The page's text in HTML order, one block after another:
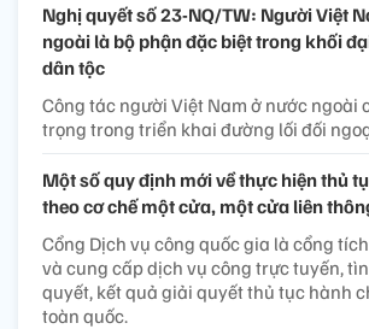
Nghị quyết số 23-NQ/TW: Người Việt
ngoài là bộ phận đặc biệt trong khối
dân tộc
Công tác người Việt Nam ở nước ngoài
trọng trong triển khai đường lối đối
Một số quy định mới về thực hiện thủ
theo cơ chế một cửa, một cửa liên
Cổng Dịch vụ công quốc gia là cổng
và cung cấp dịch vụ công trực tuyến,
quyết, kết quả giải quyết thủ tục hành
toàn quốc.